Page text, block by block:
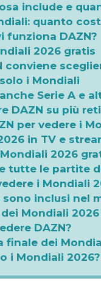
include e
quanto
funziona DAZN?
2026 gratis
conviene
i Mondiali
Serie A e
DAZN su più
per vedere i
in TV e
2026
tutte le partite
i Mondiali
sono inclusi nel
Mondiali
DAZN?
finale dei
i Mondiali 2026?